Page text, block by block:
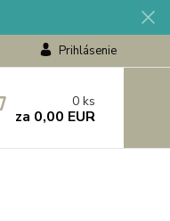
Prihlásenie
0 ks
za 0,00 EUR